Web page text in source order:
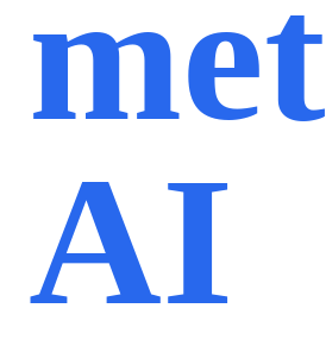
met
AI